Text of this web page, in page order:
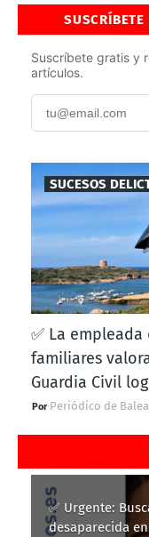
Suscríbete gratis y
artículos.
SUCESOS
✅ La
familiares
Guardia Civil
Periódico de
✅ Urgente:
desaparecida